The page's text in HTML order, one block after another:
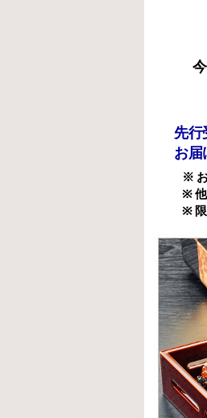
先行
お届
※
※ 他
※ 限